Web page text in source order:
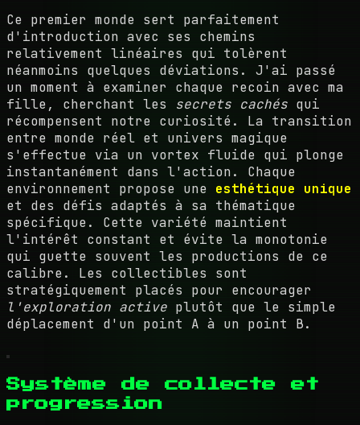
Ce premier monde sert parfaitement
d'introduction avec ses chemins
relativement linéaires qui tolèrent
néanmoins quelques déviations. J'ai passé
un moment à examiner chaque recoin avec ma
fille, cherchant les secrets cachés qui
récompensent notre curiosité. La transition
entre monde réel et univers magique
s'effectue via un vortex fluide qui plonge
instantanément dans l'action. Chaque
environnement propose une esthétique unique
et des défis adaptés à sa thématique
spécifique. Cette variété maintient
l'intérêt constant et évite la monotonie
qui guette souvent les productions de ce
calibre. Les collectibles sont
stratégiquement placés pour encourager
l'exploration active plutôt que le simple
déplacement d'un point A à un point B.
Système de collecte et
progression